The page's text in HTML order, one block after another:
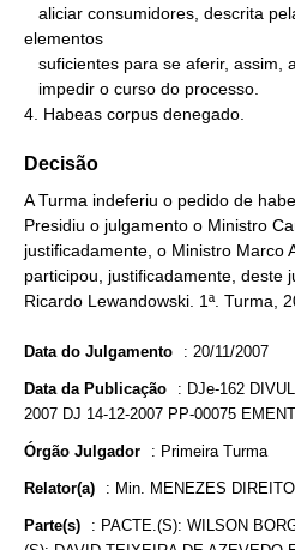
elementos
4. Habeas corpus denegado.
Decisão
A Turma indeferiu o pedido de
Presidiu o julgamento o Ministro
justificadamente, o Ministro Marco
participou, justificadamente, deste
Ricardo Lewandowski. 1ª. Turma,
Data do Julgamento : 20/11/2007
Data da Publicação : DJe-162
2007 DJ 14-12-2007 PP-00075
Órgão Julgador : Primeira Turma
Relator(a) : Min. MENEZES DIREITO
Parte(s) : PACTE.(S): WILSON